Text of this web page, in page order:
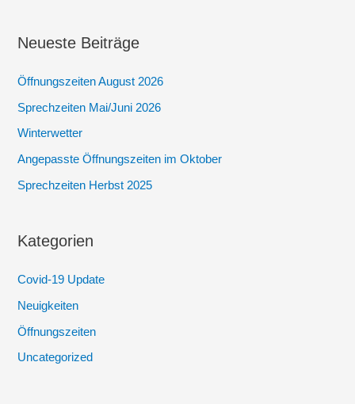
Neueste Beiträge
Öffnungszeiten August 2026
Sprechzeiten Mai/Juni 2026
Winterwetter
Angepasste Öffnungszeiten im Oktober
Sprechzeiten Herbst 2025
Kategorien
Covid-19 Update
Neuigkeiten
Öffnungszeiten
Uncategorized